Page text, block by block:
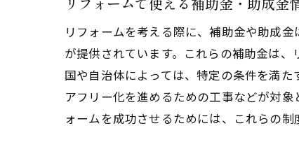
リフォームを考える際に、補助金や助成
が提供されています。これらの補助金は
国や自治体によっては、特定の条件を満
アフリー化を進めるための工事などが対
ォームを成功させるためには、これらの制